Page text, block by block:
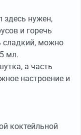
здесь нужен,
и горечь
сладкий, можно
мл.
а часть
настроение и
коктейльной